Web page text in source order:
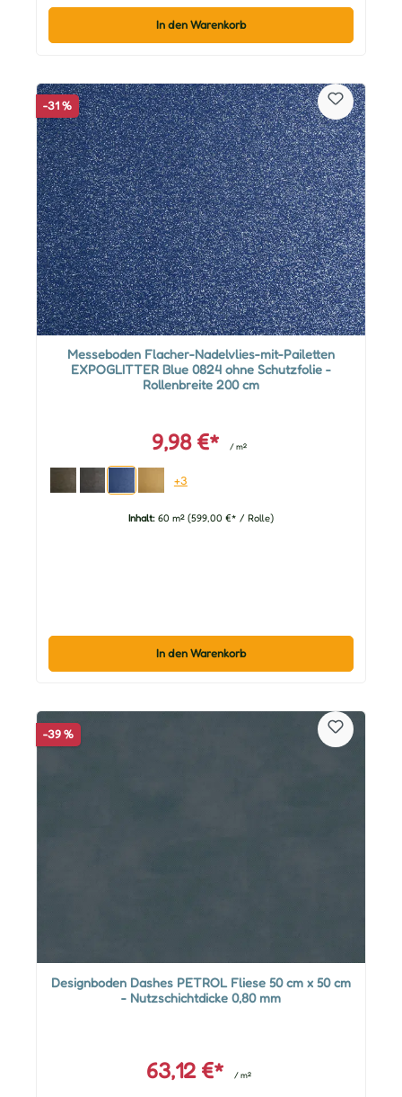
In den Warenkorb
-31 %
Messeboden Flacher-Nadelvlies-mit-Pailetten
EXPOGLITTER Blue 0824 ohne Schutzfolie -
Rollenbreite 200 cm
9,98 €* / m²
+3
Inhalt: 60 m² (599,00 €* / Rolle)
In den Warenkorb
-39 %
Designboden Dashes PETROL Fliese 50 cm x 50 cm
- Nutzschichtdicke 0,80 mm
63,12 €* / m²